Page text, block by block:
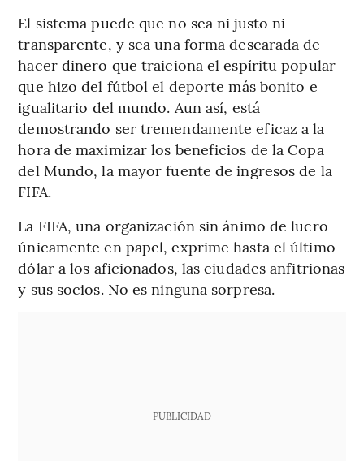
El sistema puede que no sea ni justo ni
transparente, y sea una forma descarada de
hacer dinero que traiciona el espíritu popular
que hizo del fútbol el deporte más bonito e
igualitario del mundo. Aun así, está
demostrando ser tremendamente eficaz a la
hora de maximizar los beneficios de la Copa
del Mundo, la mayor fuente de ingresos de la
FIFA.
La FIFA, una organización sin ánimo de lucro
únicamente en papel, exprime hasta el último
dólar a los aficionados, las ciudades anfitrionas
y sus socios. No es ninguna sorpresa.
PUBLICIDAD